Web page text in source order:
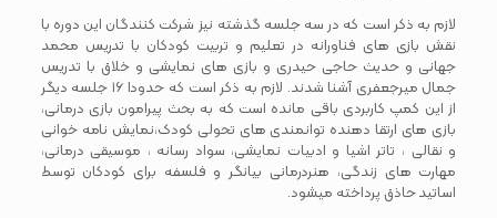
لازم به ذکر است که در سه جلسه گذشته نیز شرکت کنندگان این دوره با
نقش بازی های فناورانه در تعلیم و تربیت کودکان با تدریس محمد
جهانی و حدیث حاجی حیدری و بازی های نمایشی و خلاق با تدریس
جمال میرجعفری آشنا شدند. لازم به ذکر است که حدودا ۱۶ جلسه دیگر
از این کمپ کاربردی باقی مانده است که به بحث پیرامون بازی درمانی،
بازی های ارتقا دهنده توانمندی های تحولی کودک،نمایش نامه خوانی
و نقالی ، تاتر اشیا و ادبیات نمایشی، سواد رسانه ، موسیقی درمانی،
مهارت های زندگی، هنردرمانی بیانگر و فلسفه برای کودکان توسط
اساتید حاذق پرداخته میشود.